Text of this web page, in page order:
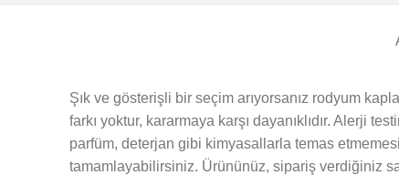
Şık ve gösterişli bir seçim arıyorsanız rodyum
farkı yoktur, kararmaya karşı dayanıklıdır. Alerji
parfüm, deterjan gibi kimyasallarla temas
tamamlayabilirsiniz. Ürününüz, sipariş verdiğiniz